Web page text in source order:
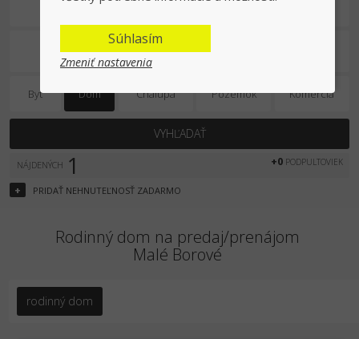
Predaj/prenájom
Byt Dom Chalupa Pozemok Komercia
VYHĽADAŤ
NÁJDENÝCH 1 +0 PODPULTOVIEK
+ PRIDAŤ NEHNUTEĽNOSŤ ZADARMO
Rodinný dom na predaj/prenájom
Malé Borové
rodinný dom
Súhlasím
Zmeniť nastavenia